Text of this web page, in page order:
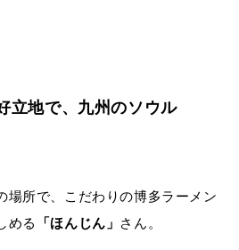
立地で、九州のソウル
場所で、こだわりの博多ラーメン
める
「ほんじん」 さん。